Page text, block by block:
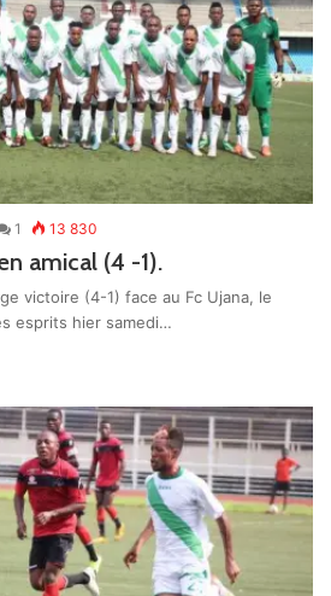
1 13 830
amical (4 -1).
victoire (4-1) face au Fc Ujana, le
esprits hier samedi…